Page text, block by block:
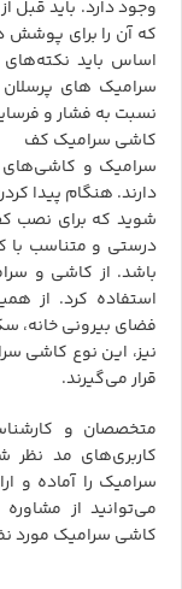
وجود دارد. باید قبل
که آن را برای
اساس باید
سرامیک های
نسبت به فشار و
کاشی سرامیک کف
سرامیک و کاشی‌های
دارند. هنگام پیدا
شوید که برای نصب
درستی و متناسب با
باشد. از کاشی و
استفاده کرد. از
فضای بیرونی خانه،
نیز، این نوع کاشی
قرار می‌گیرند.
متخصصان و
کاربری‌های مد نظر
سرامیک را آماده و
می‌توانید از
کاشی سرامیک مورد